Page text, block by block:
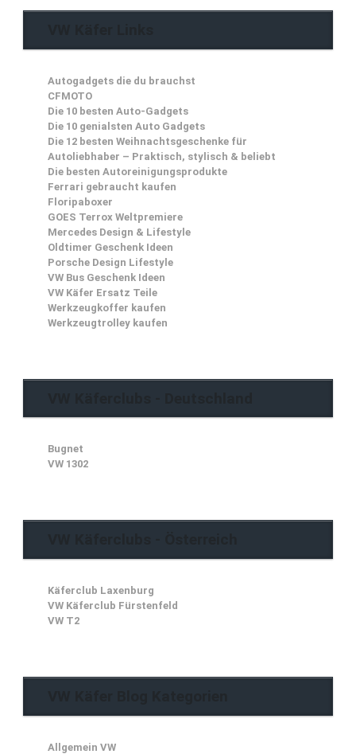
Autogadgets die du brauchst
CFMOTO
Die 10 besten Auto-Gadgets
Die 10 genialsten Auto Gadgets
Die 12 besten Weihnachtsgeschenke für
Autoliebhaber – Praktisch, stylisch & beliebt
Die besten Autoreinigungsprodukte
Ferrari gebraucht kaufen
Floripaboxer
GOES Terrox Weltpremiere
Mercedes Design & Lifestyle
Oldtimer Geschenk Ideen
Porsche Design Lifestyle
VW Bus Geschenk Ideen
VW Käfer Ersatz Teile
Werkzeugkoffer kaufen
Werkzeugtrolley kaufen
Bugnet
VW 1302
Käferclub Laxenburg
VW Käferclub Fürstenfeld
VW T2
Allgemein VW